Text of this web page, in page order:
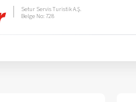
Setur Servis Turistik A.Ş.
Belge No: 728